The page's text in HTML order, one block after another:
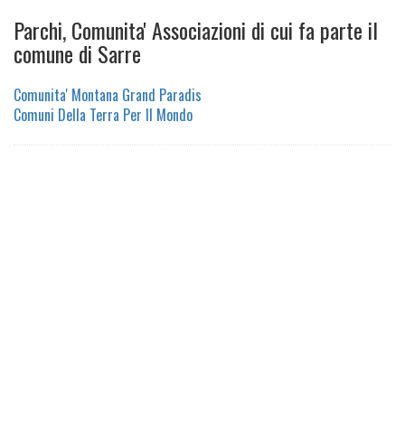
Parchi, Comunita' Associazioni di cui fa parte il
comune di Sarre
Comunita' Montana Grand Paradis
Comuni Della Terra Per Il Mondo